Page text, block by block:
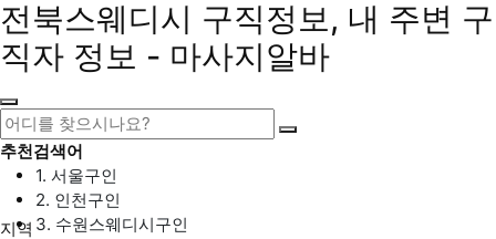
전북스웨디시 구직정보, 내 주변 구
직자 정보 - 마사지알바
추천검색어
1. 서울구인
2. 인천구인
3. 수원스웨디시구인
지역